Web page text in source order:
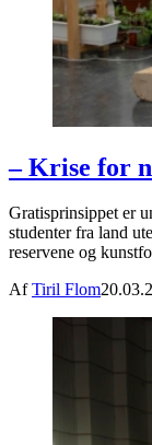
– Krise for
Gratisprinsippet er
studenter fra land
reservene og
AfTiril Flom